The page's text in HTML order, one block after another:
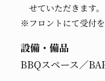
せていただきます。
※フロントにて受付を
設備・備品
BBQスペース／